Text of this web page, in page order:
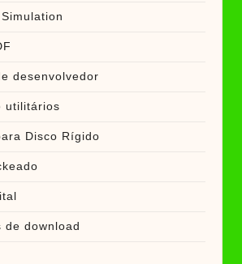
desenvolvedor
utilitários
Disco Rígido
de download